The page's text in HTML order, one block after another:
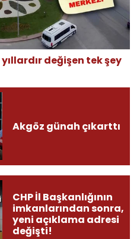
değişen tek şey
Akgöz günah çıkarttı
CHP İl Başkanlığının
imkanlarından sonra,
yeni açıklama adresi
değişti!